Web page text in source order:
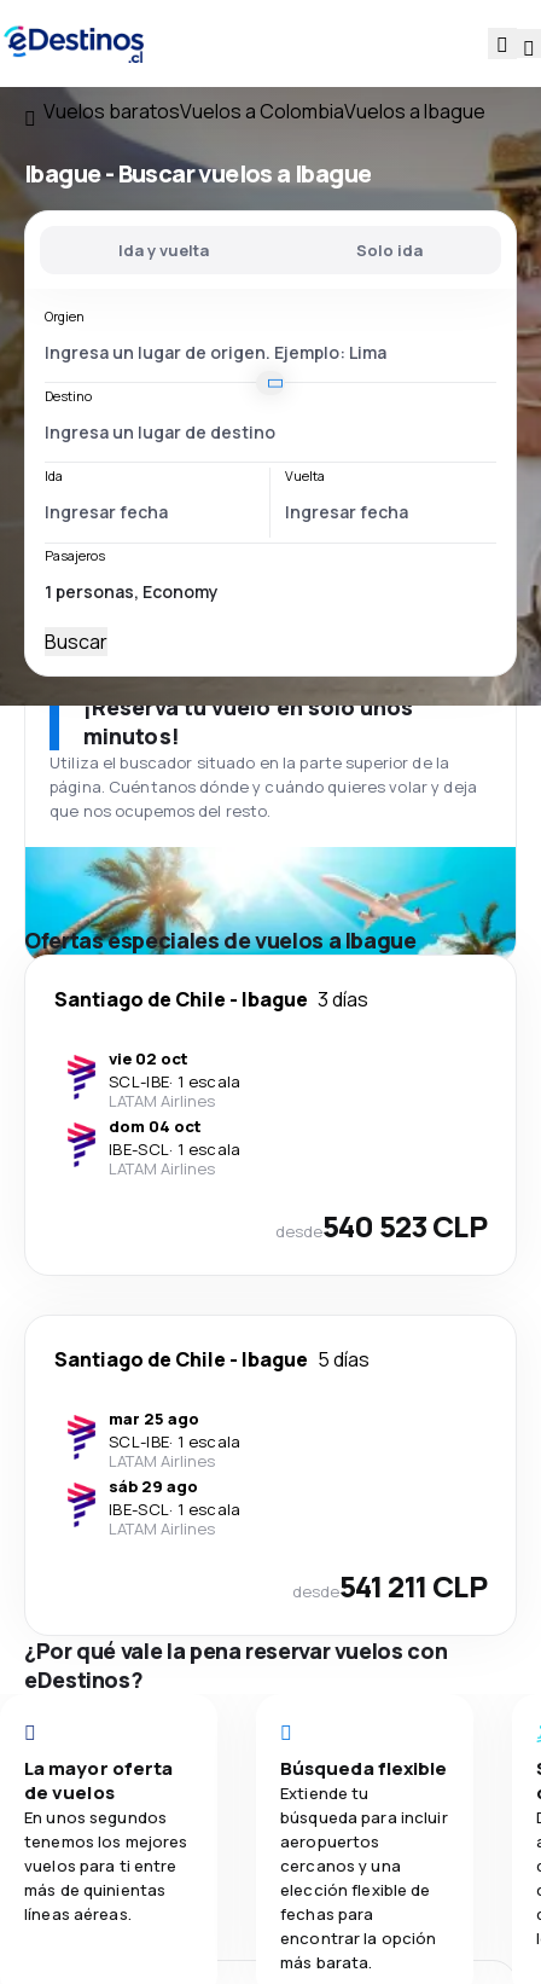
Vuelos baratosVuelos a ColombiaVuelos a Ibague
Ibague - Buscar vuelos a Ibague
Ida y vuelta Solo ida
Orgien
Destino
Ida Vuelta
Pasajeros
Buscar
¡Reserva tu vuelo en solo unos
minutos!
Utiliza el buscador situado en la parte superior de la
página. Cuéntanos dónde y cuándo quieres volar y deja
que nos ocupemos del resto.
Ofertas especiales de vuelos a Ibague
Santiago de Chile - Ibague 3 días
vie 02 oct
SCL-IBE· 1 escala
LATAM Airlines
dom 04 oct
IBE-SCL· 1 escala
LATAM Airlines
desde540 523 CLP
Santiago de Chile - Ibague 5 días
mar 25 ago
SCL-IBE· 1 escala
LATAM Airlines
sáb 29 ago
IBE-SCL· 1 escala
LATAM Airlines
desde541 211 CLP
¿Por qué vale la pena reservar vuelos con
eDestinos?
La mayor oferta
de vuelos
En unos segundos
tenemos los mejores
vuelos para ti entre
más de quinientas
líneas aéreas.
Búsqueda flexible
Extiende tu
búsqueda para incluir
aeropuertos
cercanos y una
elección flexible de
fechas para
encontrar la opción
más barata.